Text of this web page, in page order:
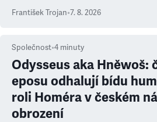
František Trojan•7. 8. 2026
Společnost•4 minuty
Odysseus aka Hněwoš:
eposu odhalují bídu
roli Homéra v českém
obrození